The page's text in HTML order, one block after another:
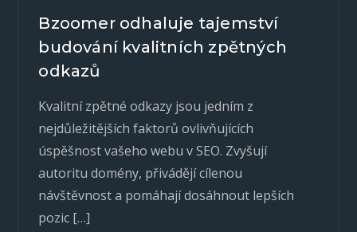
Bzoomer odhaluje tajemství
budování kvalitních zpětných
odkazů
Kvalitní zpětné odkazy jsou jedním z
nejdůležitějších faktorů ovlivňujících
úspěšnost vašeho webu v SEO. Zvyšují
autoritu domény, přivádějí cílenou
návštěvnost a pomáhají dosáhnout lepších
pozic […]